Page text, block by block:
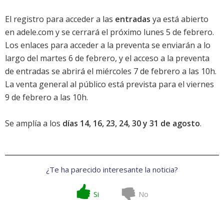
El registro para acceder a las entradas ya está abierto
en adele.com y se cerrará el próximo lunes 5 de febrero.
Los enlaces para acceder a la preventa se enviarán a lo
largo del martes 6 de febrero, y el acceso a la preventa
de entradas se abrirá el miércoles 7 de febrero a las 10h.
La venta general al público está prevista para el viernes
9 de febrero a las 10h.
Se amplía a los días 14, 16, 23, 24, 30 y 31 de agosto.
¿Te ha parecido interesante la noticia?
Si No